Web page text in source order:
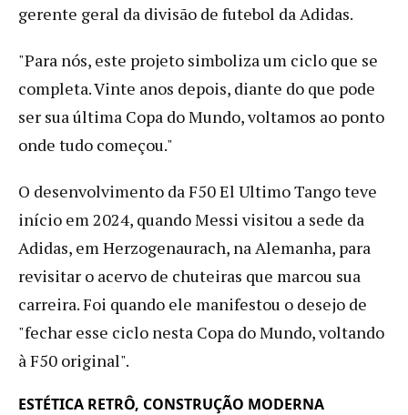
gerente geral da divisão de futebol da Adidas.
"Para nós, este projeto simboliza um ciclo que se
completa. Vinte anos depois, diante do que pode
ser sua última Copa do Mundo, voltamos ao ponto
onde tudo começou."
O desenvolvimento da F50 El Ultimo Tango teve
início em 2024, quando Messi visitou a sede da
Adidas, em Herzogenaurach, na Alemanha, para
revisitar o acervo de chuteiras que marcou sua
carreira. Foi quando ele manifestou o desejo de
"fechar esse ciclo nesta Copa do Mundo, voltando
à F50 original".
ESTÉTICA RETRÔ, CONSTRUÇÃO MODERNA